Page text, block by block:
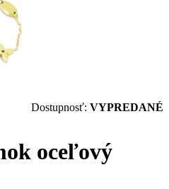
Dostupnosť: VYPREDANÉ
oceľový